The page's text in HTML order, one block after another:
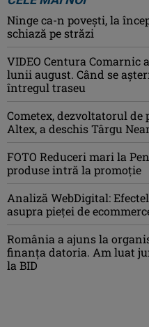
Ninge ca-n povești, la
schiază pe străzi
VIDEO Centura Comarnic
lunii august. Când se
întregul traseu
Cometex, dezvoltatorul
Altex, a deschis Târgu
FOTO Reduceri mari la
produse intră la promoție
Analiză WebDigital:
asupra pieței de
România a ajuns la
finanța datoria. Am luat
la BID